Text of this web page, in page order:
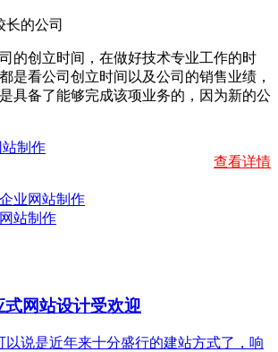
长的公司
的创立时间，在做好技术专业工作的时
是看公司创立时间以及公司的销售业绩，
具备了能够完成该项业务的，因为新的公
查看详情
站制作
业网站制作
站制作
式网站设计受欢迎
以说是近年来十分盛行的建站方式了，响